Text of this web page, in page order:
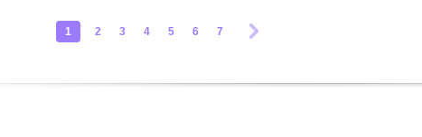
1 2 3 4 5 6 7